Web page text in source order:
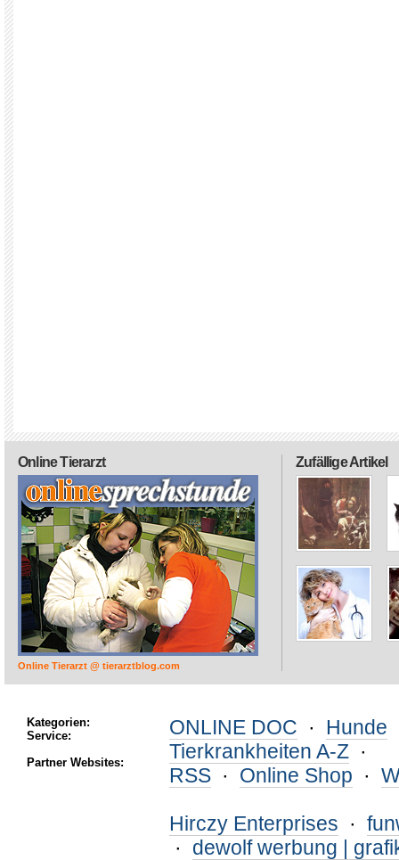
Zufällige Artikel
Online Tierarzt
Online Tierarzt @ tierarztblog.com
Kategorien:
Service:
Partner Websites:
ONLINE DOC · Hunde
Tierkrankheiten A-Z ·
RSS · Online Shop ·
Hirczy Enterprises ·
· dewolf werbung |